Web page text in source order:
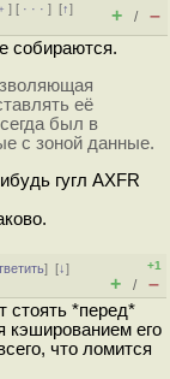
] [ · · ·][↑]
+ / –
собираются.
её
был в
с зоной данные.
гугл AXFR
][↓]
+1
+ / –
стоять *перед*
кэшированием его
что ломится